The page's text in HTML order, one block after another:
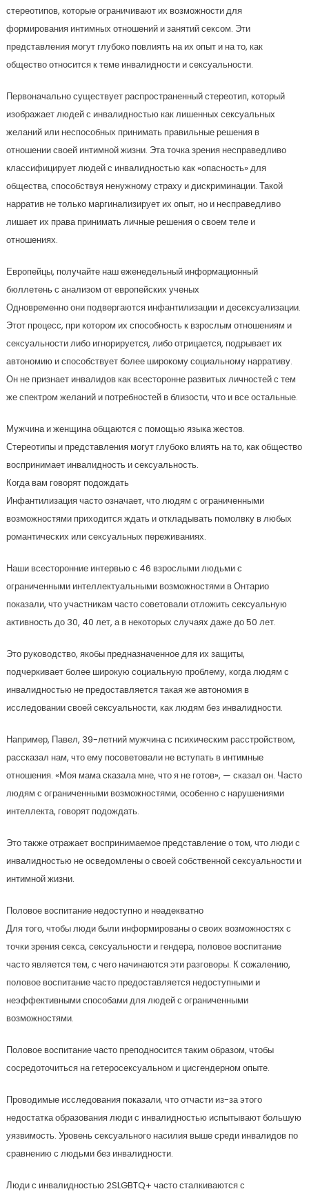
стереотипов, которые ограничивают их возможности для
формирования интимных отношений и занятий сексом. Эти
представления могут глубоко повлиять на их опыт и на то, как
общество относится к теме инвалидности и сексуальности.
Первоначально существует распространенный стереотип, который
изображает людей с инвалидностью как лишенных сексуальных
желаний или неспособных принимать правильные решения в
отношении своей интимной жизни. Эта точка зрения несправедливо
классифицирует людей с инвалидностью как «опасность» для
общества, способствуя ненужному страху и дискриминации. Такой
нарратив не только маргинализирует их опыт, но и несправедливо
лишает их права принимать личные решения о своем теле и
отношениях.
Европейцы, получайте наш еженедельный информационный
бюллетень с анализом от европейских ученых
Одновременно они подвергаются инфантилизации и десексуализации.
Этот процесс, при котором их способность к взрослым отношениям и
сексуальности либо игнорируется, либо отрицается, подрывает их
автономию и способствует более широкому социальному нарративу.
Он не признает инвалидов как всесторонне развитых личностей с тем
же спектром желаний и потребностей в близости, что и все остальные.
Мужчина и женщина общаются с помощью языка жестов.
Стереотипы и представления могут глубоко влиять на то, как общество
воспринимает инвалидность и сексуальность.
Когда вам говорят подождать
Инфантилизация часто означает, что людям с ограниченными
возможностями приходится ждать и откладывать помолвку в любых
романтических или сексуальных переживаниях.
Наши всесторонние интервью с 46 взрослыми людьми с
ограниченными интеллектуальными возможностями в Онтарио
показали, что участникам часто советовали отложить сексуальную
активность до 30, 40 лет, а в некоторых случаях даже до 50 лет.
Это руководство, якобы предназначенное для их защиты,
подчеркивает более широкую социальную проблему, когда людям с
инвалидностью не предоставляется такая же автономия в
исследовании своей сексуальности, как людям без инвалидности.
Например, Павел, 39-летний мужчина с психическим расстройством,
рассказал нам, что ему посоветовали не вступать в интимные
отношения. «Моя мама сказала мне, что я не готов», — сказал он. Часто
людям с ограниченными возможностями, особенно с нарушениями
интеллекта, говорят подождать.
Это также отражает воспринимаемое представление о том, что люди с
инвалидностью не осведомлены о своей собственной сексуальности и
интимной жизни.
Половое воспитание недоступно и неадекватно
Для того, чтобы люди были информированы о своих возможностях с
точки зрения секса, сексуальности и гендера, половое воспитание
часто является тем, с чего начинаются эти разговоры. К сожалению,
половое воспитание часто предоставляется недоступными и
неэффективными способами для людей с ограниченными
возможностями.
Половое воспитание часто преподносится таким образом, чтобы
сосредоточиться на гетеросексуальном и цисгендерном опыте.
Проводимые исследования показали, что отчасти из-за этого
недостатка образования люди с инвалидностью испытывают большую
уязвимость. Уровень сексуального насилия выше среди инвалидов по
сравнению с людьми без инвалидности.
Люди с инвалидностью 2SLGBTQ+ часто сталкиваются с